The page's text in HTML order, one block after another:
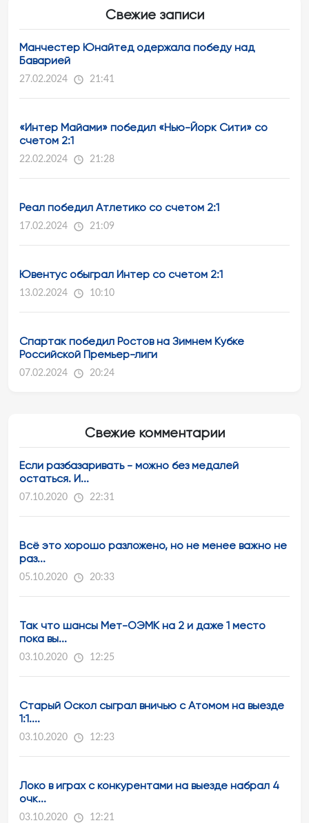
Свежие записи
Манчестер Юнайтед одержала победу над
Баварией
27.02.2024 21:41
«Интер Майами» победил «Нью-Йорк Сити» со
счетом 2:1
22.02.2024 21:28
Реал победил Атлетико со счетом 2:1
17.02.2024 21:09
Ювентус обыграл Интер со счетом 2:1
13.02.2024 10:10
Спартак победил Ростов на Зимнем Кубке
Российской Премьер-лиги
07.02.2024 20:24
Свежие комментарии
Если разбазаривать - можно без медалей
остаться. И...
07.10.2020 22:31
Всё это хорошо разложено, но не менее важно не
раз...
05.10.2020 20:33
Так что шансы Мет-ОЭМК на 2 и даже 1 место
пока вы...
03.10.2020 12:25
Старый Оскол сыграл вничью с Атомом на выезде
1:1....
03.10.2020 12:23
Локо в играх с конкурентами на выезде набрал 4
очк...
03.10.2020 12:21